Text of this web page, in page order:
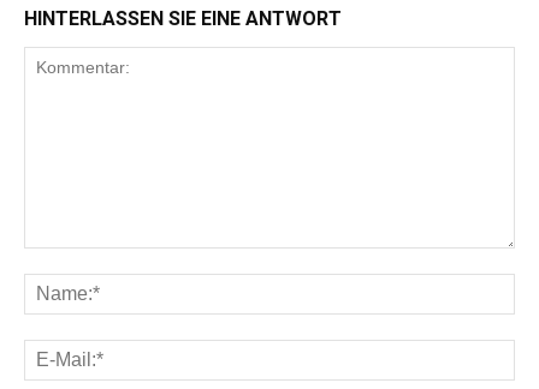
HINTERLASSEN SIE EINE ANTWORT